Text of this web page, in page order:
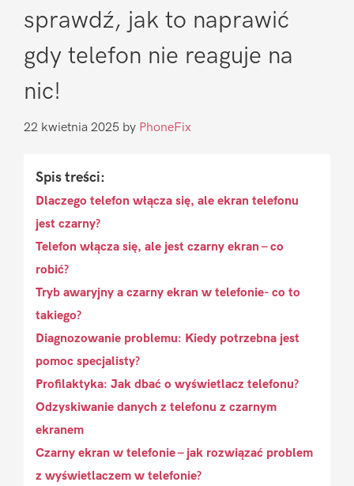
sprawdź, jak to naprawić
gdy telefon nie reaguje na
nic!
22 kwietnia 2025 by PhoneFix
Spis treści:
Dlaczego telefon włącza się, ale ekran telefonu
jest czarny?
Telefon włącza się, ale jest czarny ekran – co
robić?
Tryb awaryjny a czarny ekran w telefonie- co to
takiego?
Diagnozowanie problemu: Kiedy potrzebna jest
pomoc specjalisty?
Profilaktyka: Jak dbać o wyświetlacz telefonu?
Odzyskiwanie danych z telefonu z czarnym
ekranem
Czarny ekran w telefonie – jak rozwiązać problem
z wyświetlaczem w telefonie?